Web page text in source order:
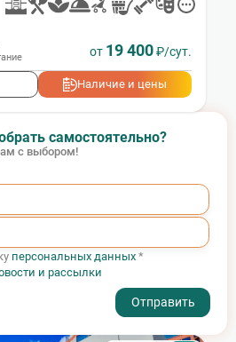
от 19 400₽/сут.
Наличие и цены
самостоятельно?
с выбором!
персональных данных *
и рассылки